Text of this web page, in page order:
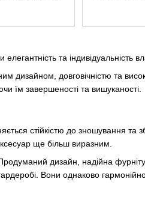
та індивідуальність
дизайном, довговічністю та
їм завершеності та вишуканості.
стійкістю до зношування та
ще більш виразним.
дизайн, надійна
Вони однаково